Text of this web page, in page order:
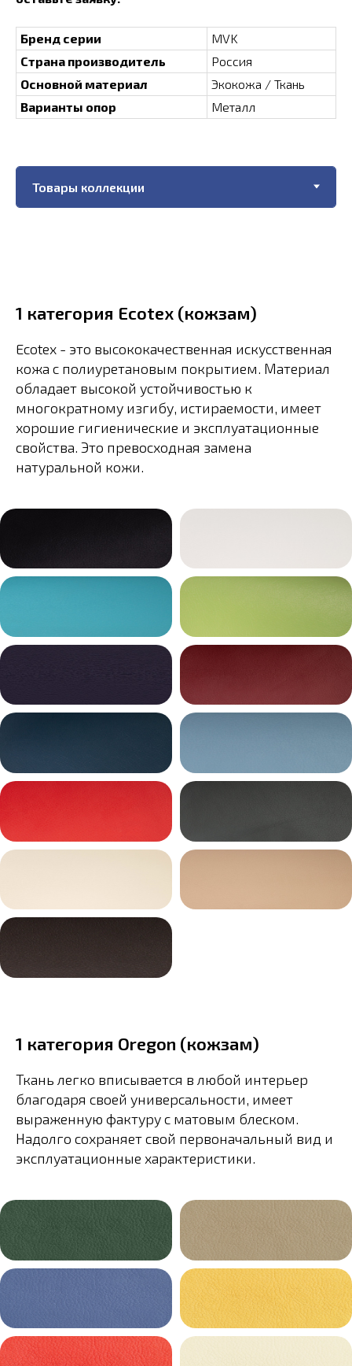
Бренд серии
MVK
Страна производитель
Россия
Основной материал
Экокожа / Ткань
Варианты опор
Металл
1 категория Ecotex (кожзам)
Ecotex - это высококачественная искусственная
кожа с полиуретановым покрытием. Материал
обладает высокой устойчивостью к
многократному изгибу, истираемости, имеет
хорошие гигиенические и эксплуатационные
свойства. Это превосходная замена
натуральной кожи.
1 категория Oregon (кожзам)
Ткань легко вписывается в любой интерьер
благодаря своей универсальности, имеет
выраженную фактуру с матовым блеском.
Надолго сохраняет свой первоначальный вид и
эксплуатационные характеристики.